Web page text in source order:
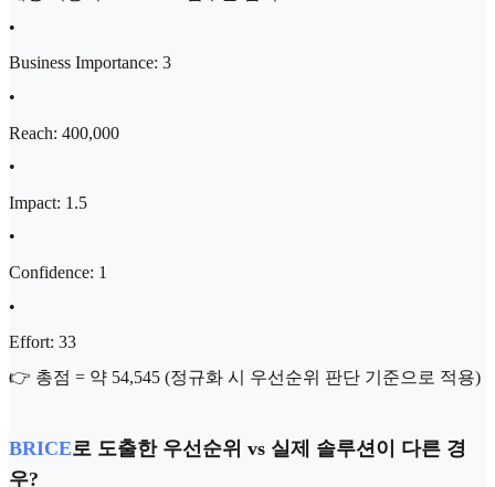
•
Business Importance: 3
•
Reach: 400,000
•
Impact: 1.5
•
Confidence: 1
•
Effort: 33
👉 총점 = 약 54,545 (정규화 시 우선순위 판단 기준으로 적용)
BRICE로 도출한 우선순위 vs 실제 솔루션이 다른 경
우?